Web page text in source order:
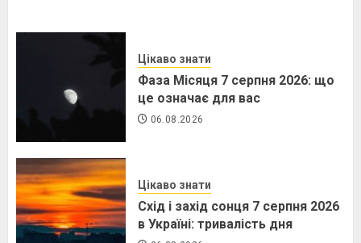
Цікаво знати
Фаза Місяця 7 серпня 2026: що
це означає для вас
06.08.2026
Цікаво знати
Схід і захід сонця 7 серпня 2026
в Україні: тривалість дня